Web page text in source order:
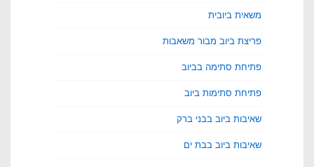
משאית ביובית
פריצת ביוב מבור משאבות
פתיחת סתימה בביוב
פתיחת סתימות ביוב
שאיבות ביוב בבני ברק
שאיבות ביוב בבת ים